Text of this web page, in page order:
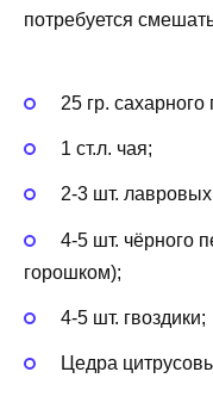
потребуется
25 гр. сахарного
1 ст.л. чая;
2-3 шт. лавровых
4-5 шт. чёрного
горошком);
4-5 шт. гвоздики;
Цедра